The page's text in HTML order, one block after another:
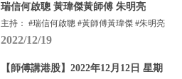
瑞信何啟聰 黃瑋傑黃師傅 朱明亮
主持： #瑞信何啟聰 #黃師傅黃瑋傑 #朱明亮
2022/12/19
【師傅講港股】2022年12月12日 星期